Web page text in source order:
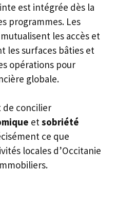
est intégrée dès la
programmes. Les
mutualisent les accès et
les surfaces bâties et
opérations pour
globale.
concilier
etsobriété
ce que
locales d’Occitanie